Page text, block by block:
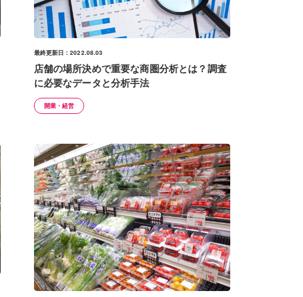
最終更新日：2022.08.03
店舗の場所決めで重要な商圏分析とは？調査
に必要なデータと分析手法
開業・経営